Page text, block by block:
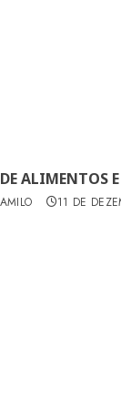
DE ALIMENTOS
11 DE